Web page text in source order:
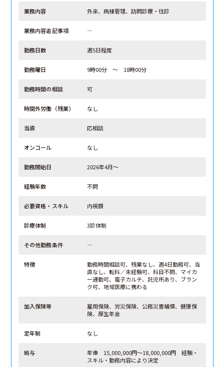
業務内容 外来、病棟管理、訪問診療・往診
業務内容追記事項 ―
勤務日数 週5日程度
勤務曜日 9時00分 ～ 18時00分
勤務時間の相談 可
時間外労働（残業） なし
当直 応相談
オンコール なし
勤務開始日 2026年4月～
経験年数 不問
必要資格・スキル 内視鏡
診療体制 3診体制
その他勤務条件 ―
特徴
勤務時間相談可、残業なし、週4日勤務可、当
直なし、転科／未経験可、科目不問、マイカ
ー通勤可、電子カルテ、託児所あり、ブラン
ク可、地域医療に携わる
加入保険等
雇用保険、労災保険、公務災害補償、健康保
険、厚生年金
定年制 なし
給与
年俸 15,000,000円～18,000,000円 経験・
スキル・勤務内容により決定